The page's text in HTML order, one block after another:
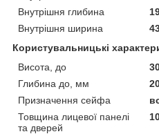
Внутрішня глибина
Внутрішня ширина
Користувальницькі
Висота, до
Глибина до, мм
Призначення сейфа
Товщина лицевої панелі
та дверей